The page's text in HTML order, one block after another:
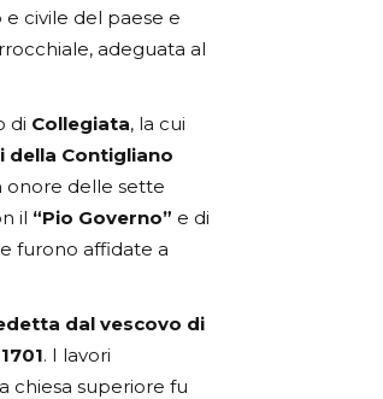
civile del paese e
adeguata al
di Collegiata, la cui
della Contigliano
onore delle sette
il “Pio Governo” e di
furono affidate a
dal vescovo di
. I lavori
chiesa superiore fu